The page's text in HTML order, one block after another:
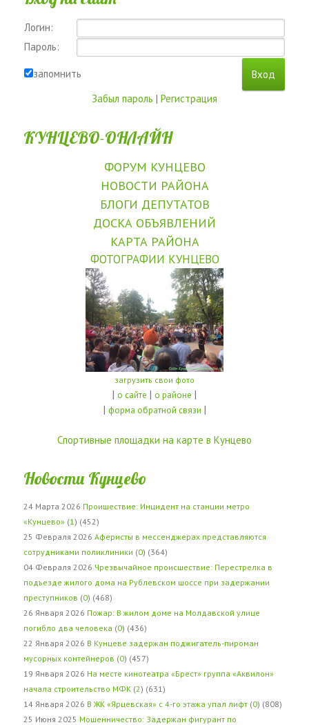
Логин:
Пароль:
запомнить
Забыл пароль | Регистрация
КУНЦЕВО-ОНЛАЙН
ФОРУМ КУНЦЕВО
НОВОСТИ РАЙОНА
БЛОГИ ДЕПУТАТОВ
ДОСКА ОБЪЯВЛЕНИЙ
КАРТА РАЙОНА
ФОТОГРАФИИ КУНЦЕВО
загрузить свои фото
| о сайте | о районе |
| форма обратной связи |
Спортивные площадки на карте в Кунцево
Новости Кунцево
24 Марта 2026 Проишествие: Инцидент на станции метро
«Кунцево» (1 ) (452)
25 Февраля 2026 Аферисты в мессенджерах представляются
сотрудниками поликлиники (0) (364)
04 Февраля 2026 Чрезвычайное происшествие: Перестрелка в
подъезде жилого дома на Рублевском шоссе при задержании
преступников (0) (468)
26 Января 2026 Пожар: В жилом доме на Молдавской улице
погибло два человека (0) (436)
22 Января 2026 В Кунцеве задержан поджигатель-пироман
мусорных контейнеров (0) (457)
19 Января 2026 На месте кинотеатра «Брест» группа «Аквилон»
начала строительство МФК (2) (631)
14 Января 2026 В ЖК «Ярцевская» с 4-го этажа упал лифт (0) (808)
25 Июня 2025 Мошенничество: Задержан фигурант по